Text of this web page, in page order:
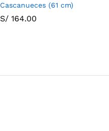
Cascanueces (61 cm)
S/ 164.00